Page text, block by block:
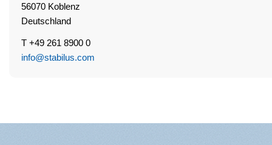
56070 Koblenz
Deutschland
T +49 261 8900 0
info@stabilus.com